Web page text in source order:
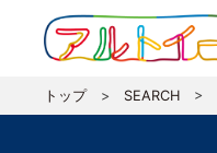
トップ> SEARCH >